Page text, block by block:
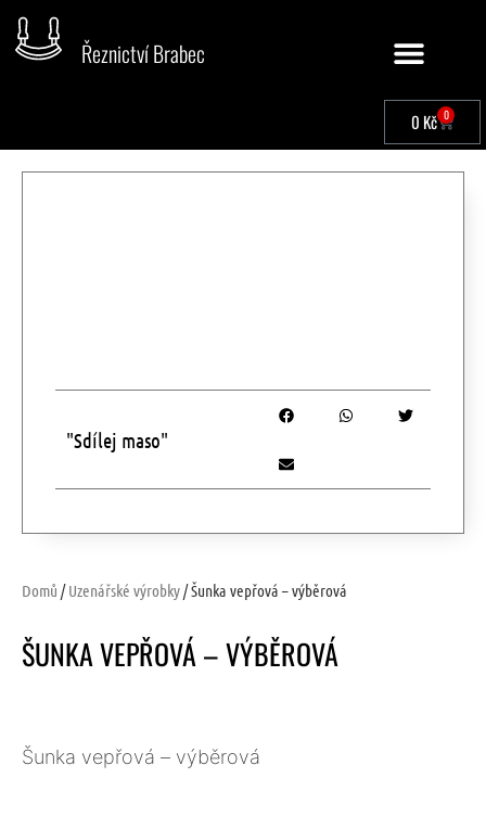
Řeznictví Brabec
0 Kč 0
Domů /Uzenářské výrobky/ Šunka vepřová – výběrová
ŠUNKA VEPŘOVÁ – VÝBĚROVÁ
Šunka vepřová – výběrová
"Sdílej maso"